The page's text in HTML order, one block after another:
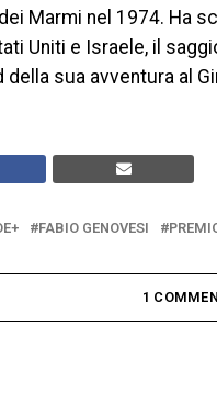
Marmi nel 1974. Ha
Uniti e Israele, il
della sua avventura al
FABIO GENOVESI
1